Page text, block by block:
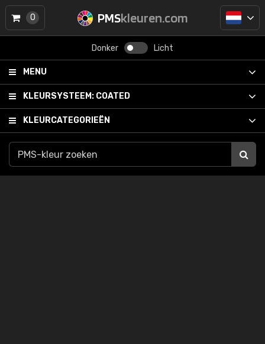
PMSkleuren.com
Donker Licht
MENU
KLEURSYSTEEM: COATED
KLEURCATEGORIEËN
0